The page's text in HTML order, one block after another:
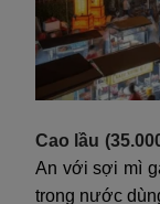
Cao lầu
An với sợi mì
trong nước